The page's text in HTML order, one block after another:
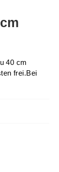
40 cm
frei.Bei